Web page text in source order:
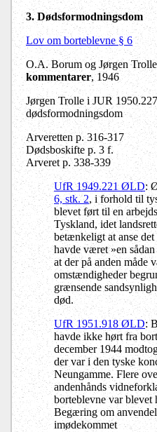
3. Dødsformodningsdom
Lov om borteblevne § 6
O.A. Borum og Jørgen
kommentarer, 1946
Jørgen Trolle i JUR
dødsformodningsdom
Arveretten p. 316-317
Dødsboskifte p. 3 f.
Arveret p. 338-339
UfR 1949.221 ØLD:
6, stk. 2, i forhold til
blevet ført til en
Tyskland, idet
betænkeligt at anse
havde været »en
at der på anden måde
omstændigheder
grænsende
død.
UfR 1951.918 ØLD:
havde ikke hørt fra
december 1944
der var i den tyske
Neungamme. Flere
andenhånds
borteblevne var blevet
Begæring om
imødekommet